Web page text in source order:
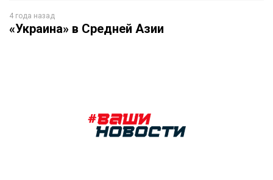
4 года назад
«Украина» в Средней Азии